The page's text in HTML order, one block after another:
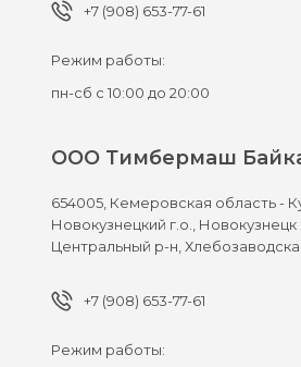
+7 (908) 653-77-61
Режим работы:
пн-сб с 10:00 до 20:00
ООО Тимбермаш
654005, Кемеровская область -
Новокузнецкий г.о., Новокузнецк
Центральный р-н,
+7 (908) 653-77-61
Режим работы: